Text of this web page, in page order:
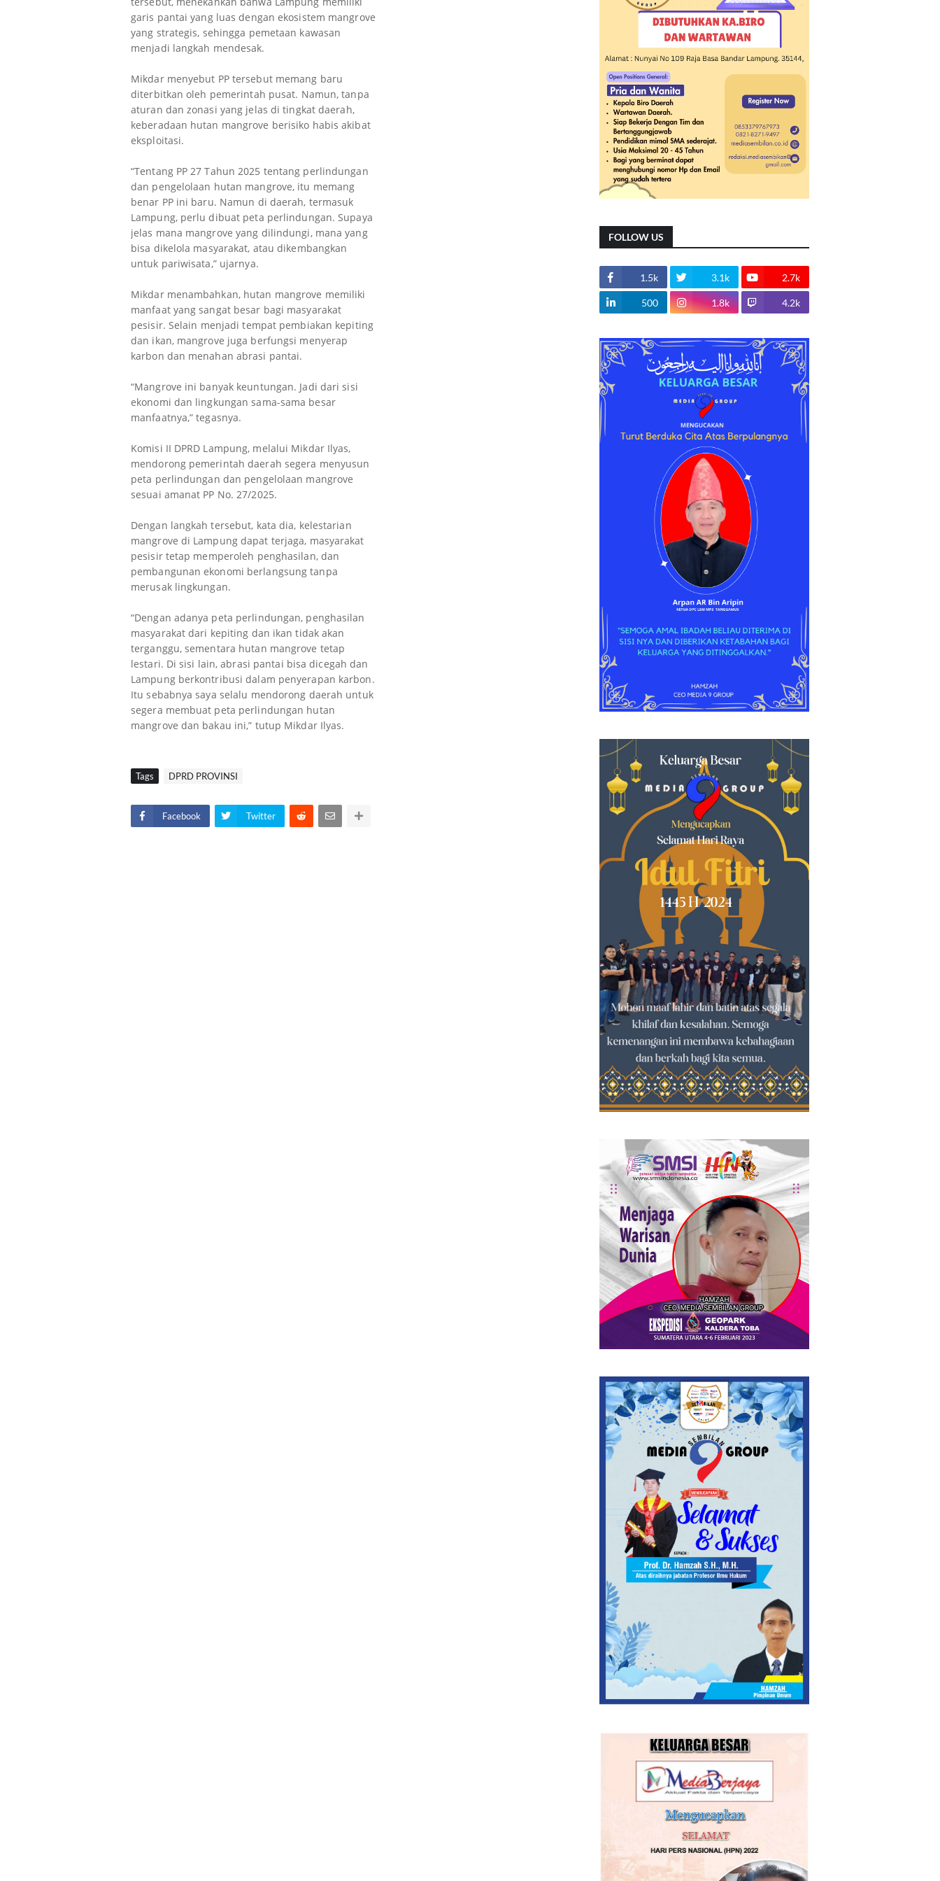
garis pantai yang luas dengan ekosistem mangrove
yang strategis, sehingga pemetaan kawasan
menjadi langkah mendesak.
Mikdar menyebut PP tersebut memang baru
diterbitkan oleh pemerintah pusat. Namun, tanpa
aturan dan zonasi yang jelas di tingkat daerah,
keberadaan hutan mangrove berisiko habis akibat
eksploitasi.
“Tentang PP 27 Tahun 2025 tentang perlindungan
dan pengelolaan hutan mangrove, itu memang
benar PP ini baru. Namun di daerah, termasuk
Lampung, perlu dibuat peta perlindungan. Supaya
jelas mana mangrove yang dilindungi, mana yang
bisa dikelola masyarakat, atau dikembangkan
untuk pariwisata,” ujarnya.
Mikdar menambahkan, hutan mangrove memiliki
manfaat yang sangat besar bagi masyarakat
pesisir. Selain menjadi tempat pembiakan kepiting
dan ikan, mangrove juga berfungsi menyerap
karbon dan menahan abrasi pantai.
“Mangrove ini banyak keuntungan. Jadi dari sisi
ekonomi dan lingkungan sama-sama besar
manfaatnya,” tegasnya.
Komisi II DPRD Lampung, melalui Mikdar Ilyas,
mendorong pemerintah daerah segera menyusun
peta perlindungan dan pengelolaan mangrove
sesuai amanat PP No. 27/2025.
Dengan langkah tersebut, kata dia, kelestarian
mangrove di Lampung dapat terjaga, masyarakat
pesisir tetap memperoleh penghasilan, dan
pembangunan ekonomi berlangsung tanpa
merusak lingkungan.
“Dengan adanya peta perlindungan, penghasilan
masyarakat dari kepiting dan ikan tidak akan
terganggu, sementara hutan mangrove tetap
lestari. Di sisi lain, abrasi pantai bisa dicegah dan
Lampung berkontribusi dalam penyerapan karbon.
Itu sebabnya saya selalu mendorong daerah untuk
segera membuat peta perlindungan hutan
mangrove dan bakau ini,” tutup Mikdar Ilyas.
Tags DPRD PROVINSI
Facebook Twitter
FOLLOW US
1.5k 3.1k 2.7k
500 1.8k 4.2k